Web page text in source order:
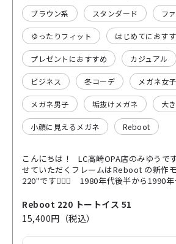
ブラウン系 スタンダード フ
ゆったりフィット はじめてにおす
プレゼントにおすすめ カジュアル
ビジネス 冬コーデ メガネ女子
メガネ男子 垢抜けメガネ 大
小顔に見えるメガネ Reboot
こんにちは！ LC高崎OPA店のみゆう
せていただくフレームはReboot の新作
220"です💁🏻‍♀️ 1980年代後半から1990
合わせながらデザインされたモデルです
らみを持たせたボストンシェイプは 当時
させ、ほどよく存在感を出してくれます
と、トートイスの色味が優しく柔らかい
Reboot 220 トートイス 51
15,400円（税込）